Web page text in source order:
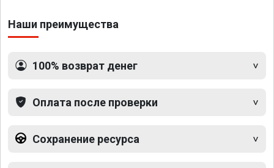
Наши преимущества
100% возврат денег
Оплата после проверки
Сохранение ресурса